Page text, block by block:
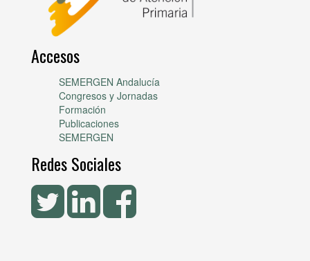
Accesos
SEMERGEN Andalucía
Congresos y Jornadas
Formación
Publicaciones
SEMERGEN
Redes Sociales